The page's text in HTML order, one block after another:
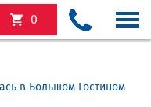
0
в Большом Гостином